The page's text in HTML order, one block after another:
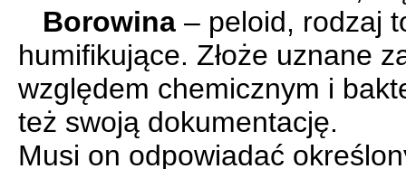
Borowina – peloid, rodzaj
humifikujące. Złoże uznane
względem chemicznym i
też swoją dokumentację.
Musi on odpowiadać